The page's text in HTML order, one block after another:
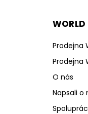
WORLD
Prodejna
Prodejna
O nás
Napsali o